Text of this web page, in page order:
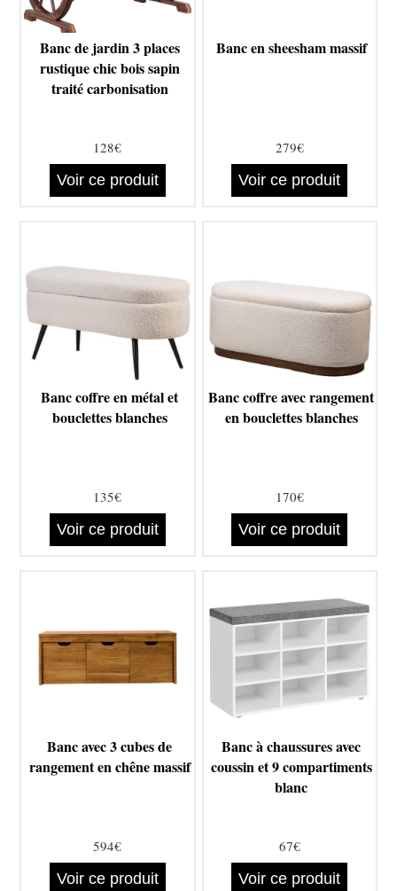
Banc de jardin 3 places
rustique chic bois sapin
traité carbonisation
128€
Voir ce produit
Banc en sheesham massif
279€
Voir ce produit
Banc coffre en métal et
bouclettes blanches
135€
Voir ce produit
Banc coffre avec rangement
en bouclettes blanches
170€
Voir ce produit
Banc avec 3 cubes de
rangement en chêne massif
594€
Voir ce produit
Banc à chaussures avec
coussin et 9 compartiments
blanc
67€
Voir ce produit